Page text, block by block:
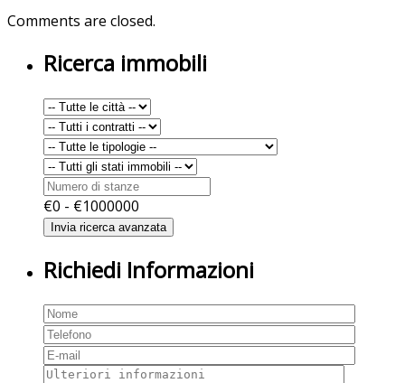
Comments are closed.
Ricerca immobili
€0 - €1000000
Richiedi Informazioni